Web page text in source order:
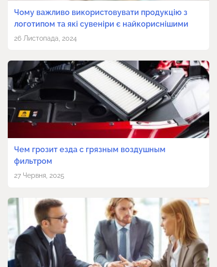
Чому важливо використовувати продукцію з
логотипом та які сувеніри є найкориснішими
26 Листопада, 2024
Чем грозит езда с грязным воздушным
фильтром
27 Червня, 2025